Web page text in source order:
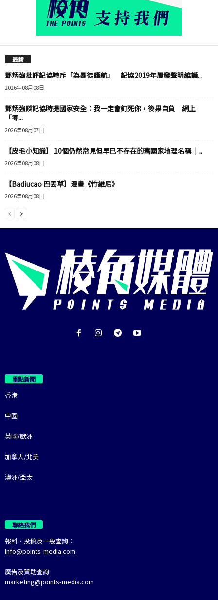
最新
鄧炳強批評記協時斥「為暴徒護航」 記協2019年屢發聲明維護...
2026年08月08日
鄧炳強談記協時提國家安全：我一定會釘死你，後果自負 網上
「零...
2026年08月07日
【皮毛小知識】 10個仍然常見但早已不存在的舊國家地理名稱｜...
2026年08月08日
【Badiucao 巴丟草】漫畫《竹維尼》
2026年08月08日
重點新聞
香港
中國
英國/歐洲
加拿大/北美
澳洲/亞太
聯絡我們
報料、投稿及一般查詢：
Info@points-media.com
廣告及贊助查詢:
marketing@points-media.com